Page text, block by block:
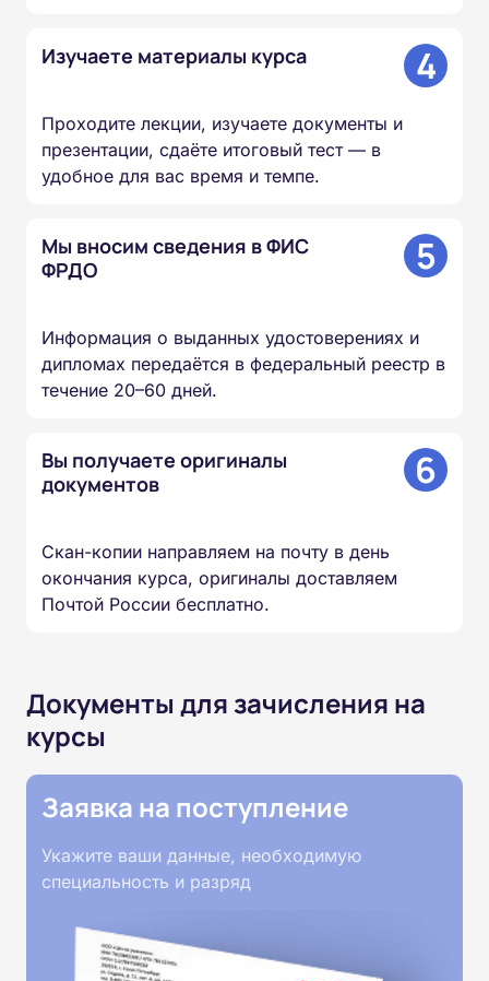
Изучаете материалы курса 4
Проходите лекции, изучаете документы и
презентации, сдаёте итоговый тест — в
удобное для вас время и темпе.
Мы вносим сведения в ФИС
ФРДО
5
Информация о выданных удостоверениях и
дипломах передаётся в федеральный реестр в
течение 20–60 дней.
Вы получаете оригиналы
документов
6
Скан-копии направляем на почту в день
окончания курса, оригиналы доставляем
Почтой России бесплатно.
Документы для зачисления на
курсы
Заявка на поступление
Укажите ваши данные, необходимую
специальность и разряд